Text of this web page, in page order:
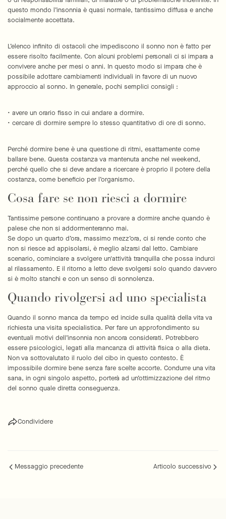
questo mondo l’insonnia è quasi normale, tantissimo diffusa e anche
socialmente accettata.
L’elenco infinito di ostacoli che impediscono il sonno non è fatto per
essere risolto facilmente. Con alcuni problemi personali ci si impara a
convivere anche per mesi o anni. In questo modo si impara che è
possibile adottare cambiamenti individuali in favore di un nuovo
approccio al sonno. In generale, pochi semplici consigli :
• avere un orario fisso in cui andare a dormire.
• cercare di dormire sempre lo stesso quantitativo di ore di sonno.
Perché dormire bene è una questione di ritmi, esattamente come
ballare bene. Questa costanza va mantenuta anche nel weekend,
perché quello che si deve andare a ricercare è proprio il potere della
costanza, come beneficio per l’organismo.
Cosa fare se non riesci a dormire
Tantissime persone continuano a provare a dormire anche quando è
palese che non si addormenteranno mai.
Se dopo un quarto d’ora, massimo mezz’ora, ci si rende conto che
non si riesce ad appisolarsi, è meglio alzarsi dal letto. Cambiare
scenario, cominciare a svolgere un'attività tranquilla che possa indurci
al rilassamento. E il ritorno a letto deve svolgersi solo quando davvero
si è molto stanchi e con un senso di sonnolenza.
Quando rivolgersi ad uno specialista
Quando il sonno manca da tempo ed incide sulla qualità della vita va
richiesta una visita specialistica. Per fare un approfondimento su
eventuali motivi dell’insonnia non ancora considerati. Potrebbero
essere psicologici, legati alla mancanza di attività fisica o alla dieta.
Non va sottovalutato il ruolo del cibo in questo contesto. È
impossibile dormire bene senza fare scelte accorte. Condurre una vita
sana, in ogni singolo aspetto, porterà ad un’ottimizzazione del ritmo
del sonno quale diretta conseguenza.
Condividere
Messaggio precedente Articolo successivo